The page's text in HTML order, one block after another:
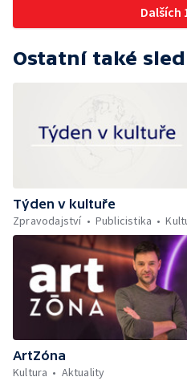
Dalších
Ostatní také
Týden v kultuře
Zpravodajství
Publicistika
ArtZóna
Kultura
Aktuality